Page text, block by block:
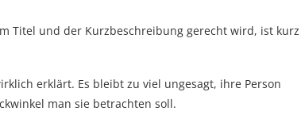
Titel und der Kurzbeschreibung gerecht wird, ist kurz
erklärt. Es bleibt zu viel ungesagt, ihre Person
man sie betrachten soll.